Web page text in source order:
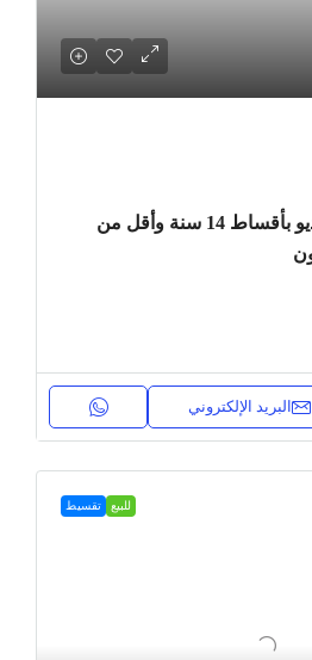
للبيع بمدينة نور استوديو بأقساط 14 سنة وأقل من
البريد الإلكتروني
للبيع تقسيط